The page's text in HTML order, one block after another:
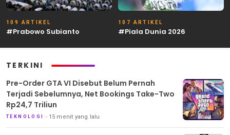
109 ARTIKEL
#Prabowo Subianto
107 ARTIKEL
#Piala Dunia 2026
TERKINI
Pre-Order GTA VI Disebut Belum Pernah
Terjadi Sebelumnya, Net Bookings Take-Two
Rp24,7 Triliun
TEKNOLOGI 15 menit yang lalu